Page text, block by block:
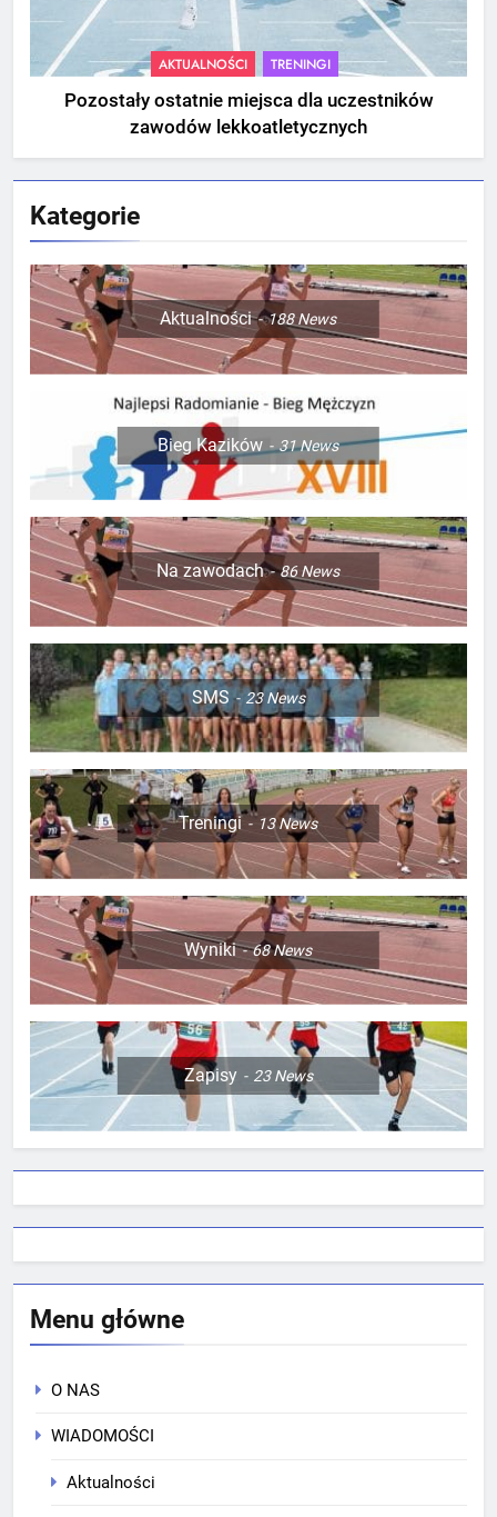
AKTUALNOŚCI TRENINGI
Pozostały ostatnie miejsca dla uczestników
zawodów lekkoatletycznych
Kategorie
Aktualności 188News
Bieg Kazików 31News
Na zawodach 86News
SMS 23News
Treningi 13News
Wyniki 68News
Zapisy 23News
Menu główne
O NAS
WIADOMOŚCI
Aktualności